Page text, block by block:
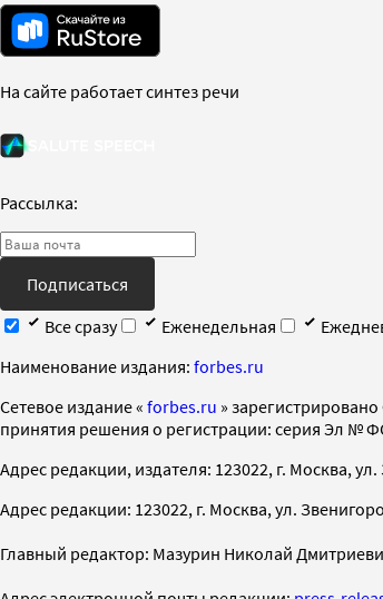
На сайте работает синтез речи
Рассылка:
Подписаться
Все сразу
Еженедельная
Наименование издания: forbes.ru
Cетевое издание « forbes.ru »
принятия решения о регистрации: серия Эл №
Адрес редакции, издателя: 123022, г. Москва,
Адрес редакции: 123022, г. Москва, ул.
Главный редактор: Мазурин Николай